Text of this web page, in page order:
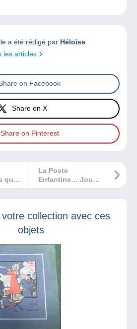
a été rédigé par Héloïse
les articles
on Facebook
Share on X
Share on Pinterest
La Poste
Enfantine… Jouet
d’antan qui initiait
que
collection avec ces
objets